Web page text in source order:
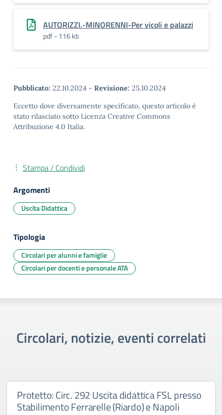
AUTORIZZI.-MINORENNI-Per vicoli e palazzi
pdf - 116 kb
Pubblicato: 22.10.2024 - Revisione: 25.10.2024
Eccetto dove diversamente specificato, questo articolo è
stato rilasciato sotto Licenza Creative Commons
Attribuzione 4.0 Italia.
Stampa / Condividi
Argomenti
Uscita Didattica
Tipologia
Circolari per alunni e famiglie
Circolari per docenti e personale ATA
Circolari, notizie, eventi correlati
Protetto: Circ. 292 Uscita didattica FSL presso
Stabilimento Ferrarelle (Riardo) e Napoli